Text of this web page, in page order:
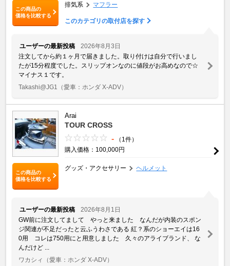
この商品の
価格を比較する
排気系 マフラー
このカテゴリの取付店を探す
ユーザーの最新投稿
2026年8月3日
注文してから約１ヶ月で届きました。取り付けは自分で行いまし
たが15分程度でした。スリップオンなのに値段がお高めなので☆
マイナス１です。
Takashi@JG1
（愛車：ホンダ X-ADV）
この商品の
価格を比較する
Arai
TOUR CROSS
-
（1件）
購入価格：100,000円
グッズ・アクセサリー ヘルメット
ユーザーの最新投稿
2026年8月1日
GW前に注文してまして やっと来ました なんだが内装のスポン
ジ関連が不足だったと云ふうわさである 紅？系のショーエイは16
0用 コレは750用にと用意しました 久々のアライブランド、 な
んだけど ...
ワカシィ
（愛車：ホンダ X-ADV）